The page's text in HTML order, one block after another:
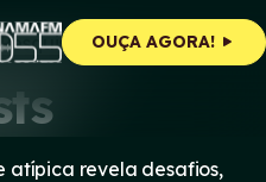
OUÇA AGORA!
Pesquisar
atípica revela desafios,